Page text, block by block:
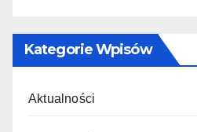
Kategorie Wpisów
Aktualności